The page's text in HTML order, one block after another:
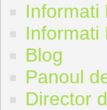
Informati
Informati
Blog
Panoul
Director